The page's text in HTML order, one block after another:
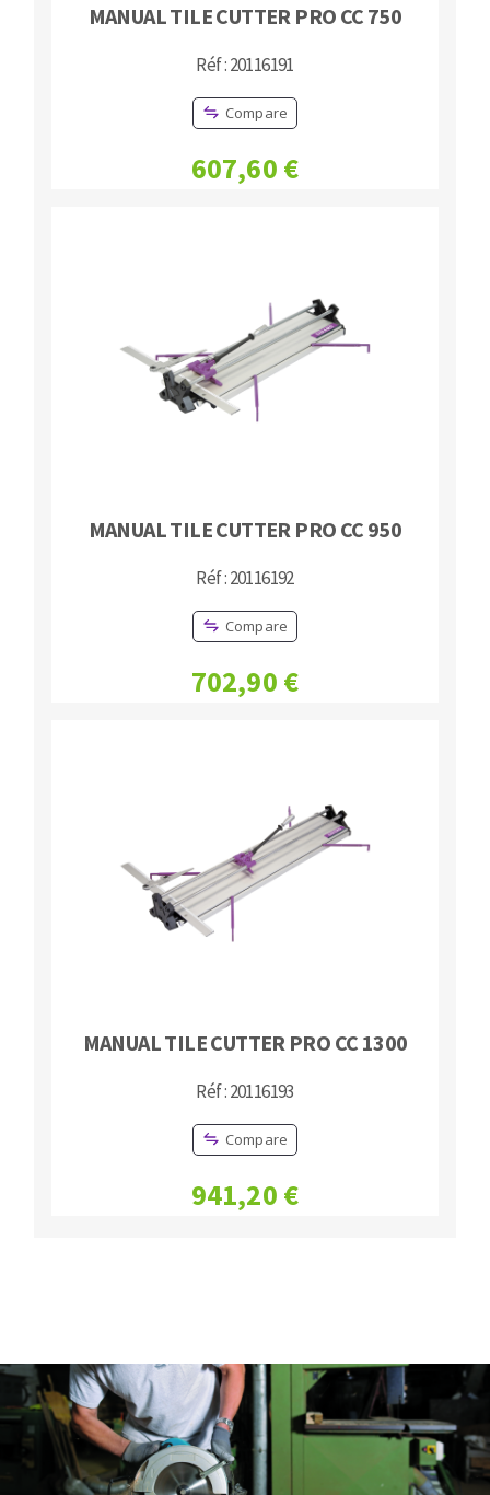
MANUAL TILE CUTTER PRO CC 750
Réf : 20116191
Compare
607,60 €
MANUAL TILE CUTTER PRO CC 950
Réf : 20116192
Compare
702,90 €
MANUAL TILE CUTTER PRO CC 1300
Réf : 20116193
Compare
941,20 €